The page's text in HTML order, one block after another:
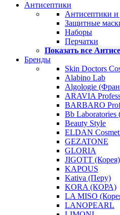
Антисептики
Антисептики и
Защитные
Наборы
Перчатки
Показать все
Бренды
Skin Doctors
Alabino Lab
Algologie
ARAVIA
BARBARO
Bb
Beauty Style
ELDAN
GEZATONE
GLORIA
JIGOTT (Корея)
KAPOUS
Kativa (Перу)
KORA (КОРА)
LA MISO
LANOPEARL